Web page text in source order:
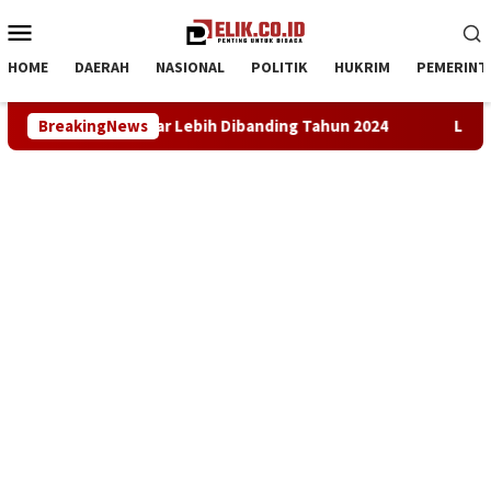
ke
Mobile
HOME DAERAH NASIONAL POLITIK HUKRIM
BreakingNews
Miliar Lebih Dibanding Tahun 2024 LKBH LPKSM